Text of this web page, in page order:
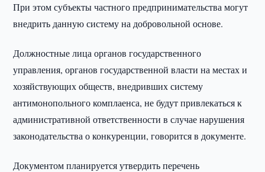
При этом субъекты частного предпринимательства могут
внедрить данную систему на добровольной основе.
Должностные лица органов государственного
управления, органов государственной власти на местах и
хозяйствующих обществ, внедривших систему
антимонопольного комплаенса, не будут привлекаться к
административной ответственности в случае нарушения
законодательства о конкуренции, говорится в документе.
Документом планируется утвердить перечень